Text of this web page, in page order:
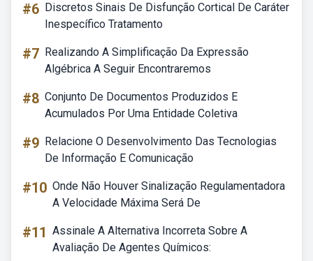
#6 Discretos Sinais De Disfunção Cortical De Caráter
Inespecífico Tratamento
#7 Realizando A Simplificação Da Expressão
Algébrica A Seguir Encontraremos
#8 Conjunto De Documentos Produzidos E
Acumulados Por Uma Entidade Coletiva
#9 Relacione O Desenvolvimento Das Tecnologias
De Informação E Comunicação
#10 Onde Não Houver Sinalização Regulamentadora
A Velocidade Máxima Será De
#11 Assinale A Alternativa Incorreta Sobre A
Avaliação De Agentes Químicos: